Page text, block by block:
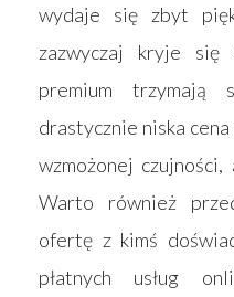
wydaje się zbyt
zazwyczaj kryje
premium trzymają
drastycznie niska
wzmożonej
Warto również
ofertę z kimś
płatnych usług